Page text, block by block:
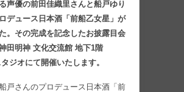
声優の前田佳織里さんと船戸ゆり
デュース日本酒「前船乙女星」が
。その完成を記念したお披露目会
田明神 文化交流館 地下1階
ジオにて開催いたします。
戸さんのプロデュース日本酒「前